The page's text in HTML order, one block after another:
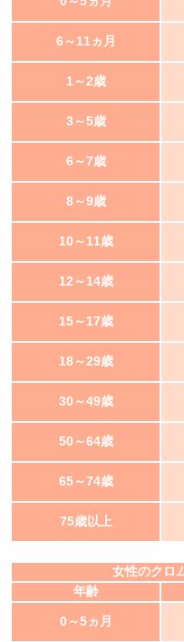
6～11ヵ月
1～2歳
3～5歳
6～7歳
8～9歳
10～11歳
12～14歳
15～17歳
18～29歳
30～49歳
50～64歳
65～74歳
75歳以上
女性のクロ
年齢
0～5ヵ月